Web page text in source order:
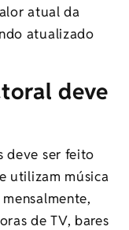
atual da
atualizado
deve
deve ser feito
utilizam música
de TV, bares